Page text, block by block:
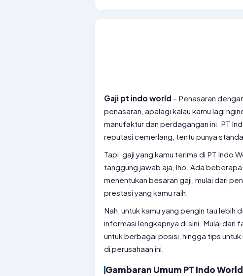
Gaji pt indo world – Penasaran
penasaran, apalagi kalau kamu lagi
manufaktur dan perdagangan ini. PT
reputasi cemerlang, tentu punya
Tapi, gaji yang kamu terima di PT Indo
tanggung jawab aja, lho. Ada
menentukan besaran gaji, mulai dari
prestasi yang kamu raih.
Nah, untuk kamu yang pengin tau lebih
informasi lengkapnya di sini. Mulai dari
untuk berbagai posisi, hingga tips
di perusahaan ini.
Gambaran Umum PT Indo World